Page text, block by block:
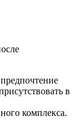
в
комплекса.